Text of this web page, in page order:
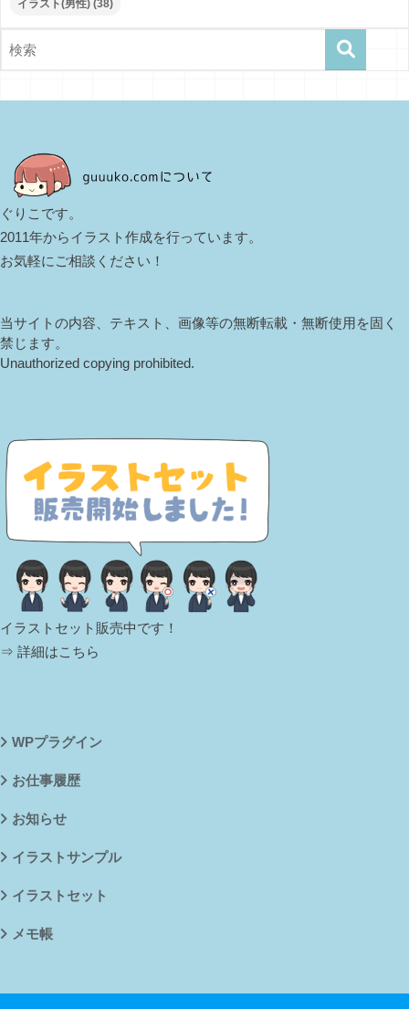
イラスト(男性) (38)
ぐりこです。
2011年からイラスト作成を行っています。
お気軽にご相談ください！
当サイトの内容、テキスト、画像等の無断転載・無断使用を固く
禁じます。
Unauthorized copying prohibited.
イラストセット販売中です！
⇒ 詳細はこちら
WPプラグイン
お仕事履歴
お知らせ
イラストサンプル
イラストセット
メモ帳